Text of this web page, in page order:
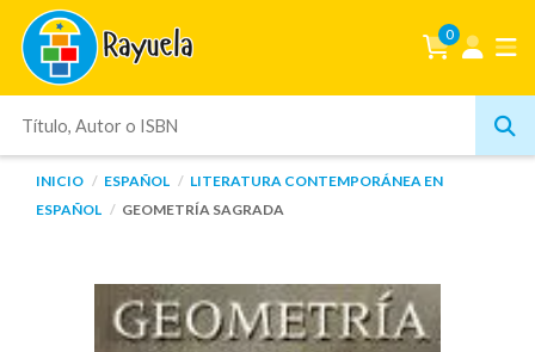
0
INICIO ESPAÑOL
LITERATURA CONTEMPORÁNEA EN
ESPAÑOL
GEOMETRÍA SAGRADA